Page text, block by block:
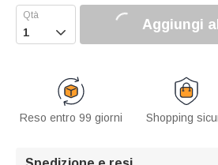
 Aggiungi
Reso entro 99 giorni Shopping